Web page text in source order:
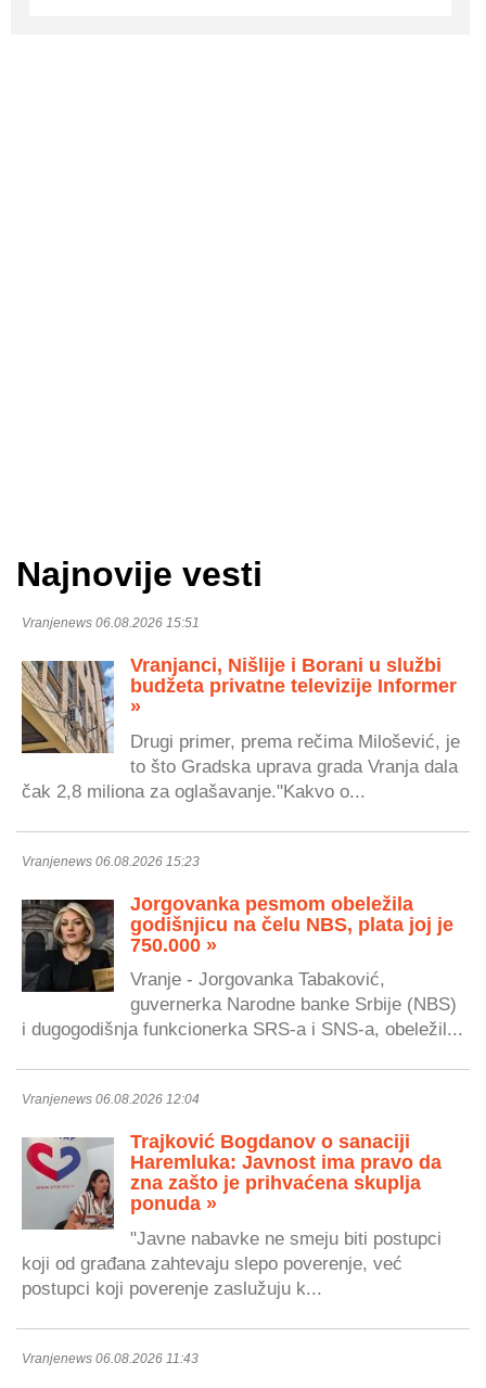
Najnovije vesti
Vranjenews 06.08.2026 15:51
Vranjanci, Nišlije i Borani u službi
budžeta privatne televizije Informer
»
Drugi primer, prema rečima Milošević, je
to što Gradska uprava grada Vranja dala
čak 2,8 miliona za oglašavanje."Kakvo o...
Vranjenews 06.08.2026 15:23
Jorgovanka pesmom obeležila
godišnjicu na čelu NBS, plata joj je
750.000 »
Vranje - Jorgovanka Tabaković,
guvernerka Narodne banke Srbije (NBS)
i dugogodišnja funkcionerka SRS-a i SNS-a, obeležil...
Vranjenews 06.08.2026 12:04
Trajković Bogdanov o sanaciji
Haremluka: Javnost ima pravo da
zna zašto je prihvaćena skuplja
ponuda »
"Javne nabavke ne smeju biti postupci
koji od građana zahtevaju slepo poverenje, već
postupci koji poverenje zaslužuju k...
Vranjenews 06.08.2026 11:43